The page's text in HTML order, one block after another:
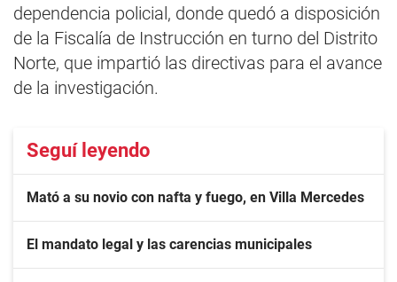
dependencia policial, donde quedó a disposición
de la Fiscalía de Instrucción en turno del Distrito
Norte, que impartió las directivas para el avance
de la investigación.
Seguí leyendo
Mató a su novio con nafta y fuego, en Villa Mercedes
El mandato legal y las carencias municipales